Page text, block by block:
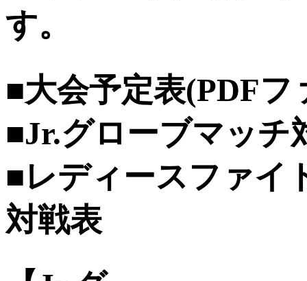
す。
■大会予定表(PDFフ
■Jr.グローブマッチ
■レディースファイ
対戦表